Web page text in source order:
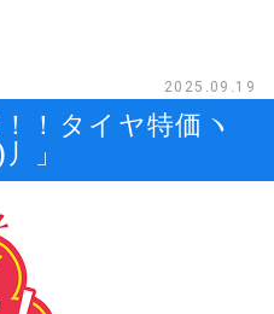
2025.09.19
！タイヤ特価ヽ
」